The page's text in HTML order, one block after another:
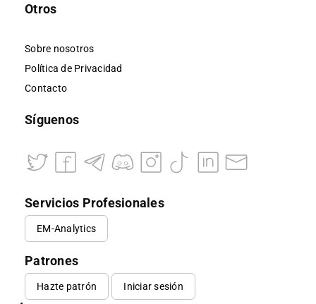
Otros
Sobre nosotros
Política de Privacidad
Contacto
Síguenos
Servicios Profesionales
EM-Analytics
Patrones
Hazte patrón Iniciar sesión